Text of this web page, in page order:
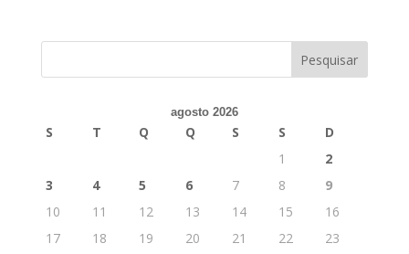
agosto 2026
S T Q Q S S
D
1
2
3
4 5 6 7 8
9
10
11 12 13 14 15
16
17
18 19 20 21 22
23